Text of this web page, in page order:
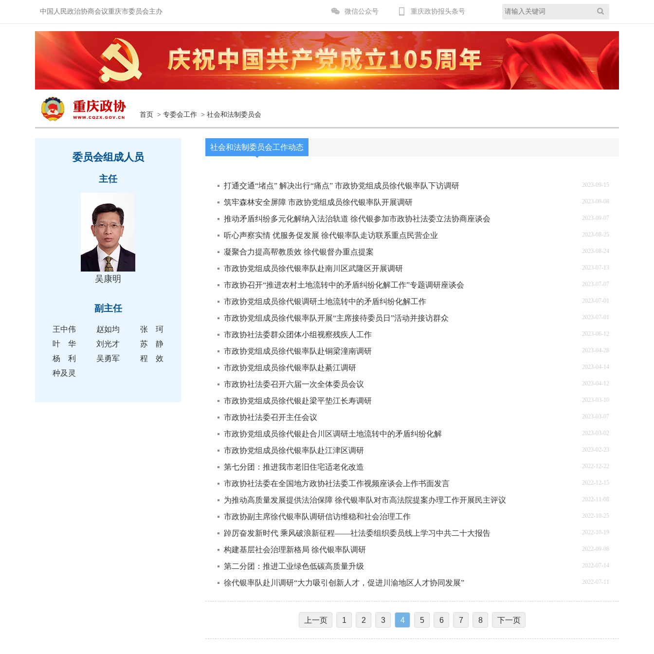
中国人民政治协商会议重庆市委员会主办 微信公众号 重庆政协报头条号
首页 > 专委会工作 > 社会和法制委员会
委员会组成人员
主任
吴康明
副主任
王中伟 赵如均
张 珂
叶 华
刘光才
苏 静
杨 利
吴勇军
程 效
种及灵
社会和法制委员会工作动态
打通交通“堵点” 解决出行“痛点” 市政协党组成员徐代银率队下访调研 2023-09-15
筑牢森林安全屏障 市政协党组成员徐代银率队开展调研 2023-09-08
推动矛盾纠纷多元化解纳入法治轨道 徐代银参加市政协社法委立法协商座谈会 2023-09-07
听心声察实情 优服务促发展 徐代银率队走访联系重点民营企业 2023-08-25
凝聚合力提高帮教质效 徐代银督办重点提案 2023-08-24
市政协党组成员徐代银率队赴南川区武隆区开展调研 2023-07-13
市政协召开“推进农村土地流转中的矛盾纠纷化解工作”专题调研座谈会 2023-07-07
市政协党组成员徐代银调研土地流转中的矛盾纠纷化解工作 2023-07-01
市政协党组成员徐代银率队开展“主席接待委员日”活动并接访群众 2023-07-01
市政协社法委群众团体小组视察残疾人工作 2023-06-12
市政协党组成员徐代银率队赴铜梁潼南调研 2023-04-28
市政协党组成员徐代银率队赴綦江调研 2023-04-14
市政协社法委召开六届一次全体委员会议 2023-04-12
市政协党组成员徐代银赴梁平垫江长寿调研 2023-03-10
市政协社法委召开主任会议 2023-03-07
市政协党组成员徐代银赴合川区调研土地流转中的矛盾纠纷化解 2023-03-02
市政协党组成员徐代银率队赴江津区调研 2023-02-23
第七分团：推进我市老旧住宅适老化改造 2022-12-22
市政协社法委在全国地方政协社法委工作视频座谈会上作书面发言 2022-12-15
为推动高质量发展提供法治保障 徐代银率队对市高法院提案办理工作开展民主评议 2022-11-08
市政协副主席徐代银率队调研信访维稳和社会治理工作 2022-10-25
踔厉奋发新时代 乘风破浪新征程——社法委组织委员线上学习中共二十大报告 2022-10-19
构建基层社会治理新格局 徐代银率队调研 2022-09-08
第二分团：推进工业绿色低碳高质量升级 2022-07-14
徐代银率队赴川调研“大力吸引创新人才，促进川渝地区人才协同发展” 2022-07-11
上一页 1 2 3 4 5 6 7 8 下一页